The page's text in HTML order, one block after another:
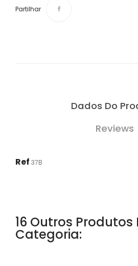
Partilhar
Dados Do
Reviews
Ref 37B
16 Outros
Categoria: